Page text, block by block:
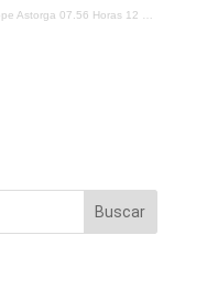
07.56 Horas 12 de Enero 2023